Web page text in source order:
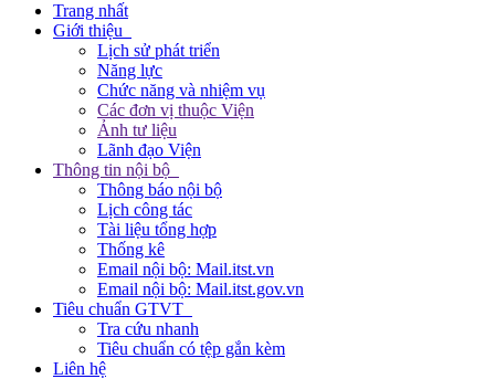
Trang nhất
Giới thiệu
Lịch sử phát triển
Năng lực
Chức năng và nhiệm vụ
Các đơn vị thuộc Viện
Ảnh tư liệu
Lãnh đạo Viện
Thông tin nội bộ
Thông báo nội bộ
Lịch công tác
Tài liệu tổng hợp
Thống kê
Email nội bộ: Mail.itst.vn
Email nội bộ: Mail.itst.gov.vn
Tiêu chuẩn GTVT
Tra cứu nhanh
Tiêu chuẩn có tệp gắn kèm
Liên hệ